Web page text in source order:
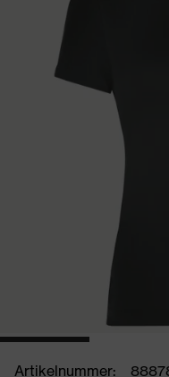
Artikelnummer: